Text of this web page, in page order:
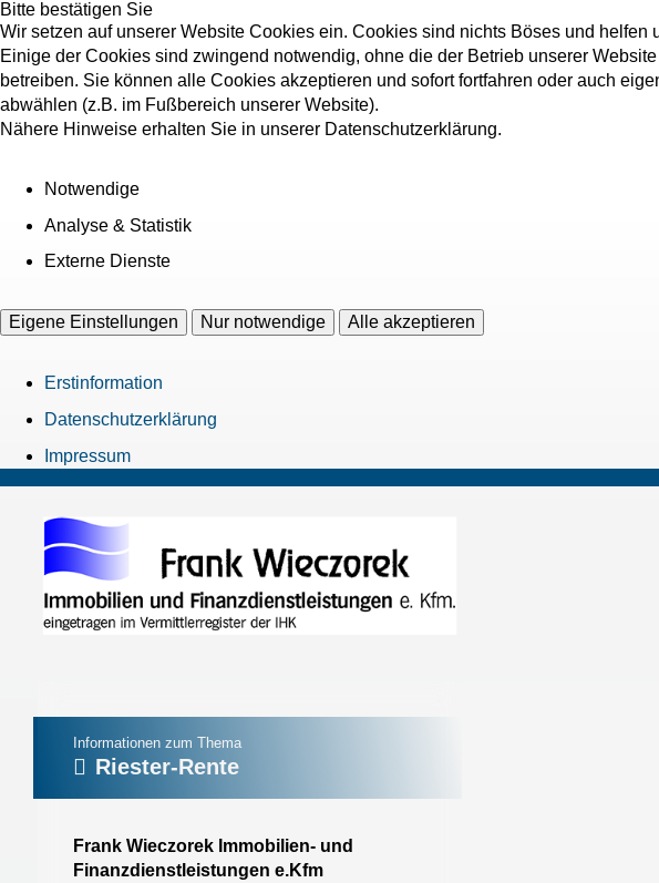
Bitte bestätigen Sie
Wir setzen auf unserer Website Cookies ein. Cookies sind nichts Böses und helfen
Einige der Cookies sind zwingend notwendig, ohne die der Betrieb unserer
betreiben. Sie können alle Cookies akzeptieren und sofort fortfahren oder auch
abwählen (z.B. im Fußbereich unserer Website).
Nähere Hinweise erhalten Sie in unserer Datenschutzerklärung.
Notwendige
Analyse & Statistik
Externe Dienste
Eigene Einstellungen Nur notwendige Alle akzeptieren
Erstinformation
Datenschutzerklärung
Impressum
Informationen zum Thema
Riester-Rente
Frank Wieczorek Immobilien- und
Finanzdienstleistungen e.Kfm